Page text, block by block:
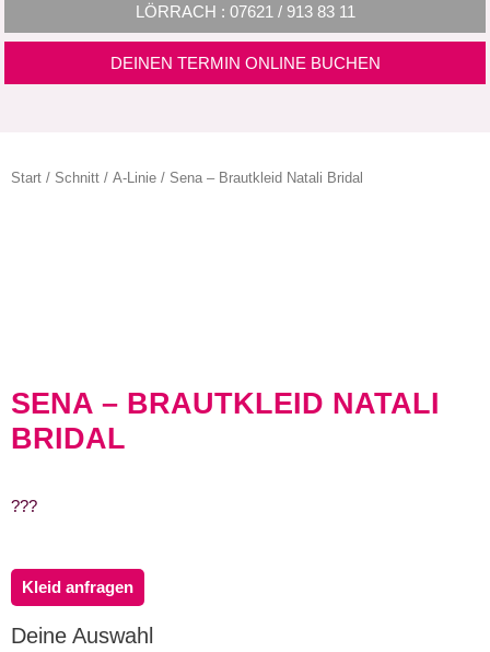
LÖRRACH : 07621 / 913 83 11
DEINEN TERMIN ONLINE BUCHEN
Start / Schnitt / A-Linie / Sena – Brautkleid Natali Bridal
SENA – BRAUTKLEID NATALI
BRIDAL
???
Kleid anfragen
Deine Auswahl